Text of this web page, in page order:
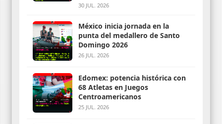
30 JUL. 2026
México inicia jornada en la
punta del medallero de Santo
Domingo 2026
26 JUL. 2026
Edomex: potencia histórica con
68 Atletas en Juegos
Centroamericanos
25 JUL. 2026